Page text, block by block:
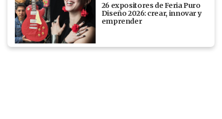
26 expositores de Feria Puro
Diseño 2026: crear, innovar y
emprender